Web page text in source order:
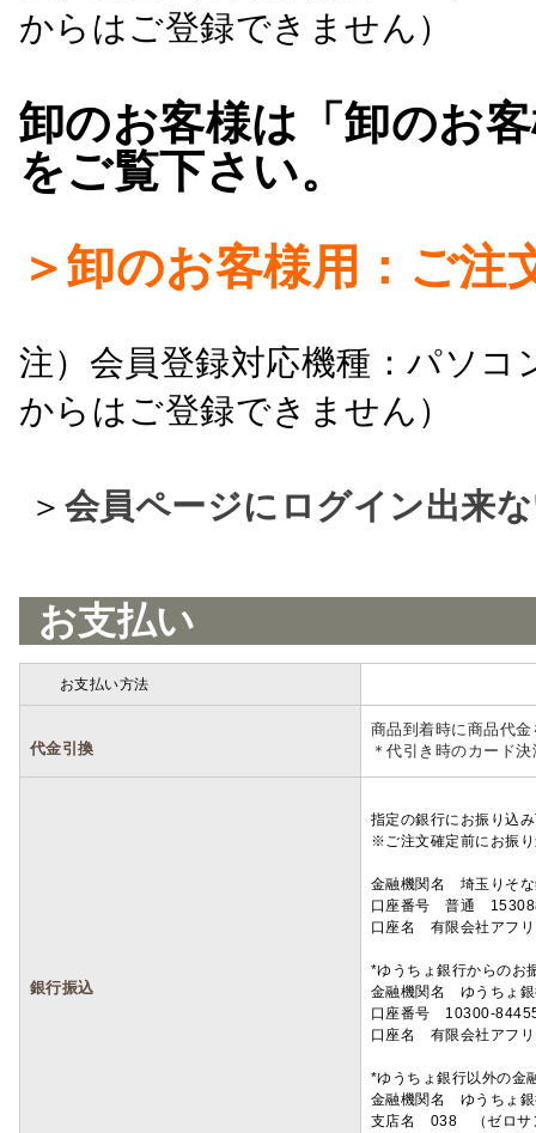
からはご登録できません）
卸のお客様は「卸のお
をご覧下さい。
＞卸のお客様用：ご注
注）会員登録対応機種：パソ
からはご登録できません）
＞ 会員ページにログイン出来
お支払い
お支払い方法
代金引換
商品到着時に商品代
＊代引き時のカード
銀行振込
指定の銀行にお振り込
※ご注文確定前にお振
金融機関名 埼玉りそ
口座番号 普通
口座名 有限会社アフ
*ゆうちょ銀行からのお
金融機関名 ゆうちょ
口座番号 10300-
口座名 有限会社アフ
*ゆうちょ銀行以外の金
金融機関名 ゆうちょ
支店名 038 （ゼロサ